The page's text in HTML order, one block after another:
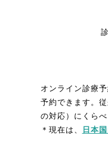
オンライン診療
予約できます。
の対応）にくら
＊現在は、
日本